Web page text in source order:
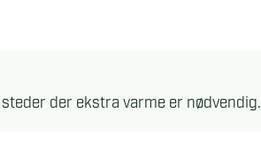
der ekstra varme er nødvendig.